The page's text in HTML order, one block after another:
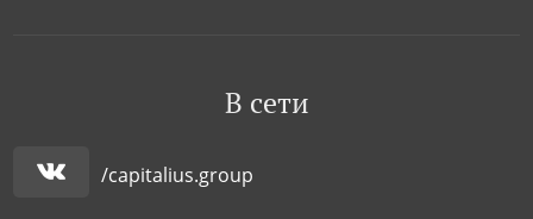
В сети
/capitalius.group